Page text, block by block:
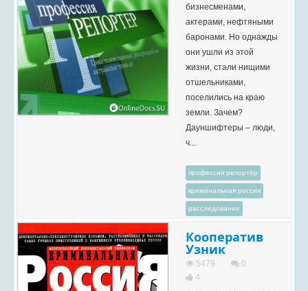
бизнесменами,
актерами, нефтяными
баронами. Но однажды
они ушли из этой
жизни, стали нищими
отшельниками,
поселились на краю
земли. Зачем?
Дауншифтеры – люди,
ч...
профессия репортёр
криминальная россия
расследование
Кооператив
Узник
5479
0
4